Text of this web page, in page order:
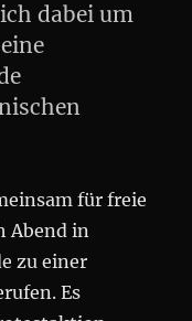
dabei um
für freie
Abend in
zu einer
Es